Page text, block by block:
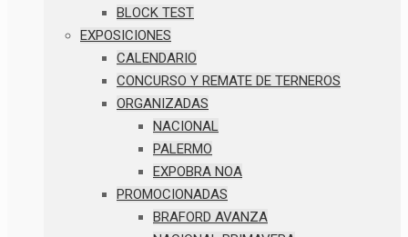
BLOCK TEST
EXPOSICIONES
CALENDARIO
CONCURSO Y REMATE DE TERNEROS
ORGANIZADAS
NACIONAL
PALERMO
EXPOBRA NOA
PROMOCIONADAS
BRAFORD AVANZA